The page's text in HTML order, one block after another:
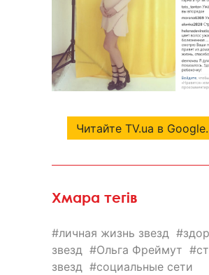
Читайте TV.ua в
Хмара тегів
личная жизнь звезд
звезд
Ольга Фреймут
звезд
социальные сети